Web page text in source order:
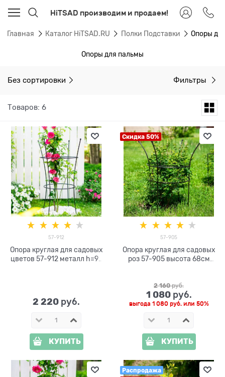
HiTSAD производим и продаем!
Главная Каталог HiTSAD.RU Полки Подставки Опоры
Опоры для пальмы
Без сортировки Фильтры
Товаров: 6
57-912
Опора круглая для садовых
цветов 57-912 металл h=92
2 220 руб.
КУПИТЬ
Скидка 50%
57-905
Опора круглая для садовых
роз 57-905 высота 68см
2 160 руб.
1 080 руб.
выгода 1 080 руб.или 50%
КУПИТЬ
Распродажа